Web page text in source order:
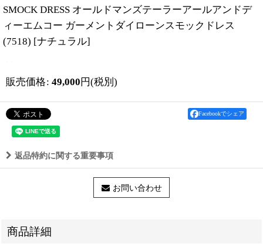
SMOCK DRESS オールドマンズテーラーアールアンドデ
ィーエムコー ガーメントダイローンスモックドレス
(7518) [ナチュラル]
販売価格: 49,000 円(税別)
Facebookでシェア
返品特約に関する重要事項
お問い合わせ
商品詳細